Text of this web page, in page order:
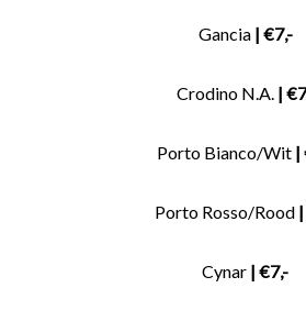
Gancia | €7,-
Crodino N.A. |
Porto Bianco/Wit |
Porto Rosso/Rood
Cynar | €7,-